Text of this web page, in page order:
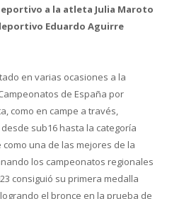
a la atleta Julia Maroto
Eduardo Aguirre
en varias ocasiones a la
de España por
como en campe a través,
sub16 hasta la categoría
una de las mejores de la
los campeonatos regionales
consiguió su primera medalla
el bronce en la prueba de